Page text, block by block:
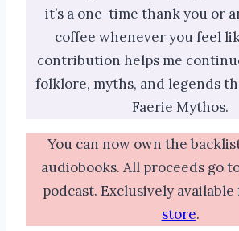
it’s a one-time thank you or
coffee whenever you feel
contribution helps me
folklore, myths, and legends
Faerie Mythos.
You can now own the
audiobooks. All proceeds go
podcast. Exclusively
store.